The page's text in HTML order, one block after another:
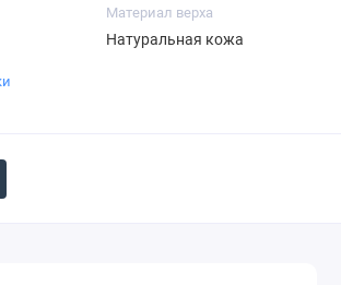
Материал верха
Натуральная кожа